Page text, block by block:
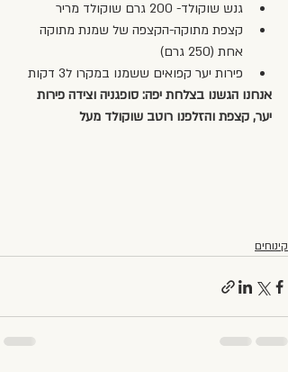
גנש שוקולד- 200 גרם שוקולד מריר
קצפת מתוקה-הקצפה של שמנת מתוקה
אחת (250 גרם)
פירות יער קפואים ששמנו במקרו ל3 דקות
אנחנו הגשנו בצלחת יפה: סופגניה וצידה פירות
יער, קצפת והזלפנו רוטב שוקולד מעל
קינוחים